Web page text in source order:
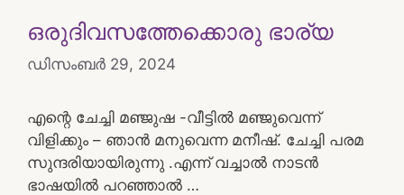
ഒരുദിവസത്തേക്കൊരു ഭാര്യ
ഡിസംബർ 29, 2024
എന്റെ ചേച്ചി മഞ്ജുഷ -വീട്ടില്‍ മഞ്ജുവെന്ന്
വിളിക്കും – ഞാന്‍ മനുവെന്ന മനീഷ്. ചേച്ചി പരമ
സുന്ദരിയായിരുന്നു .എന്ന് വച്ചാല്‍ നാടന്‍
ഭാഷയില്‍ പറഞ്ഞാല്‍ …